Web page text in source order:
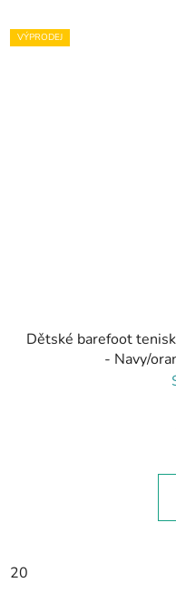
VÝPRODEJ
Dětské barefoot
- Navy/
20